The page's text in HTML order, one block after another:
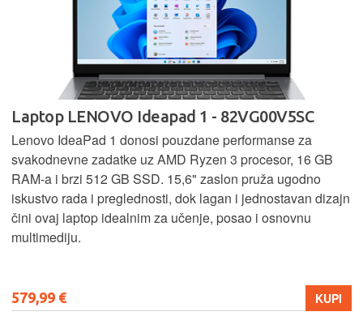
Laptop LENOVO Ideapad 1 - 82VG00V5SC
Lenovo IdeaPad 1 donosi pouzdane performanse za
svakodnevne zadatke uz AMD Ryzen 3 procesor, 16 GB
RAM-a i brzi 512 GB SSD. 15,6" zaslon pruža ugodno
iskustvo rada i preglednosti, dok lagan i jednostavan dizajn
čini ovaj laptop idealnim za učenje, posao i osnovnu
multimediju.
579,99 € KUPI